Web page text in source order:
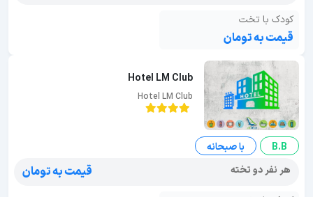
کودک با تخت
قیمت به تومان
Hotel LM Club
Hotel LM Club
B.B
با صبحانه
هر نفر دو تخته
قیمت به تومان